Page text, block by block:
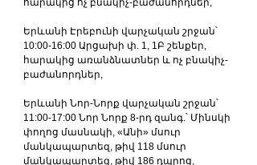
հարակից ոչ բնակիչ-բաժանորդներ,
Երևանի Էրեբունի վարչական շրջան՝
10:00-16:00 Արցախի փ. 1, 1Բ շենքեր,
հարակից առանձնատներ և ոչ բնակիչ-
բաժանորդներ,
Երևանի Նոր-Նորք վարչական շրջան՝
11:00-17:00 Նոր Նորք 8-րդ զանգ.՝ Մինսկի
փողոց մասնակի, «Անի» մսուր
մանկապարտեզ, թիվ 118 մսուր
մանկապարտեզ, թիվ 186 դպրոց,